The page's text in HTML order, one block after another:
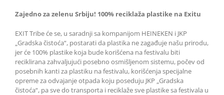
Zajedno za zelenu Srbiju! 100% reciklaža plastike na Exitu
EXIT Tribe će se, u saradnji sa kompanijom HEINEKEN i JKP
„Gradska čistoća“, postarati da plastika ne zagađuje našu prirodu,
jer će 100% plastike koja bude korišćena na festivalu biti
reciklirana zahvaljujući posebno osmišljenom sistemu, počev od
posebnih kanti za plastiku na festivalu, korišćenja specijalne
opreme za odvajanje otpada koju poseduju JKP „Gradska
čistoća“, pa sve do transporta i reciklaže sve plastike sa festivala u